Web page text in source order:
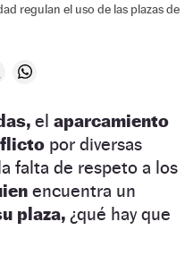
regulan el uso de las plazas de
el aparcamiento
por diversas
falta de respeto a los
encuentra un
plaza, ¿qué hay que